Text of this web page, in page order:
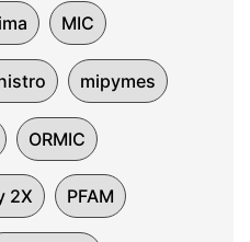
MIC
mipymes
ORMIC
2X PFAM